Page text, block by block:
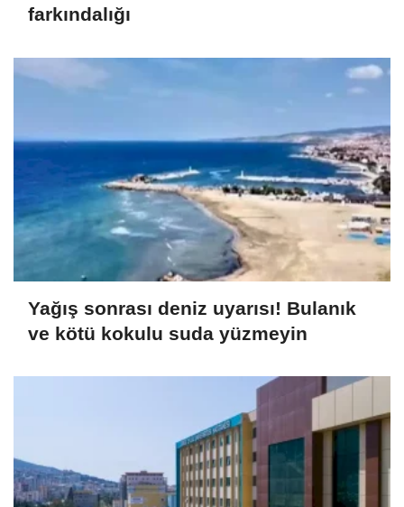
farkındalığı
Yağış sonrası deniz uyarısı! Bulanık
ve kötü kokulu suda yüzmeyin